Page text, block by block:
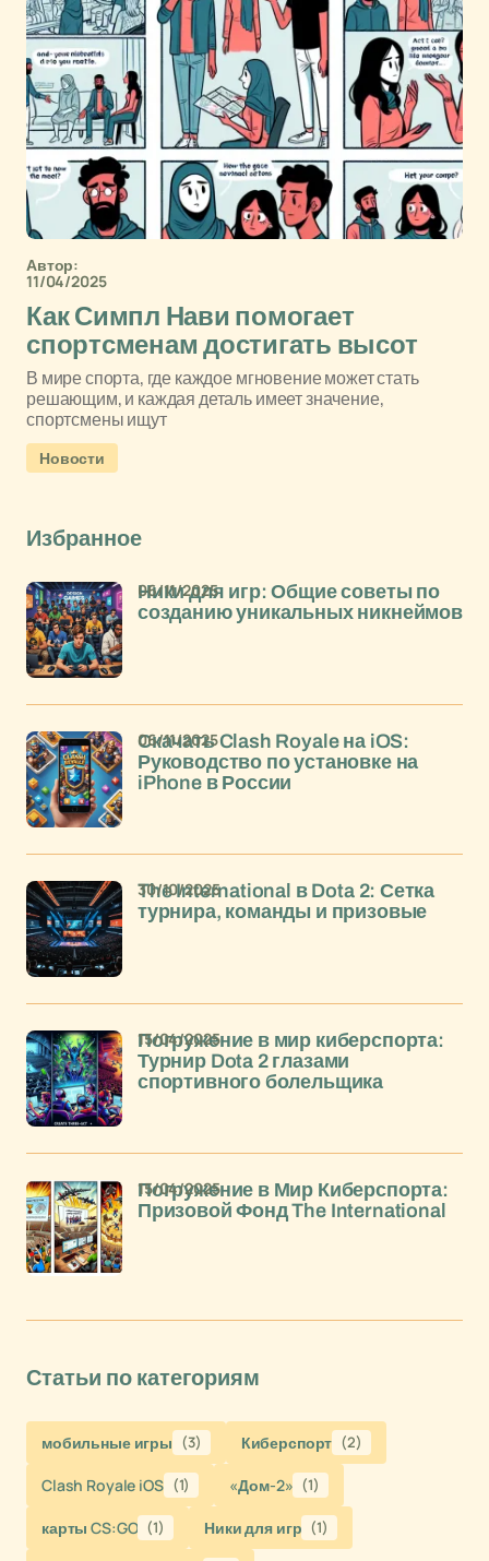
Автор:
11/04/2025
Как Симпл Нави помогает
спортсменам достигать высот
В мире спорта, где каждое мгновение может стать
решающим, и каждая деталь имеет значение,
спортсмены ищут
Новости
Избранное
Ники для игр: Общие советы по
созданию уникальных никнеймов
06/11/2025
Скачать Clash Royale на iOS:
Руководство по установке на
iPhone в России
06/11/2025
The International в Dota 2: Сетка
турнира, команды и призовые
30/10/2025
Погружение в мир киберспорта:
Турнир Dota 2 глазами
спортивного болельщика
15/04/2025
Погружение в Мир Киберспорта:
Призовой Фонд The International
15/04/2025
Статьи по категориям
мобильные игры (3) Киберспорт (2)
Clash Royale iOS (1) «Дом-2» (1)
карты CS:GO (1) Ники для игр (1)